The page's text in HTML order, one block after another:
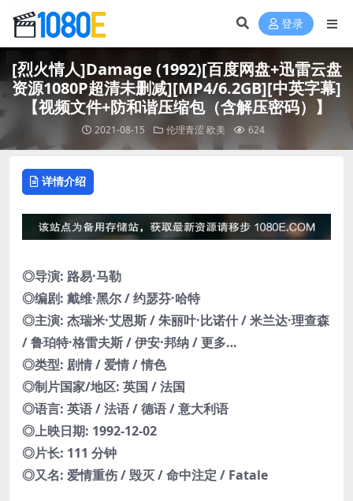
登录
[烈火情人]Damage (1992)[百度网盘+迅雷云盘
资源1080P超清未删减][MP4/6.2GB][中英字幕]
【视频文件+防和谐压缩包（含解压密码）】
2021-08-15 伦理青涩 欧美 624
详情介绍
◎导演: 路易·马勒
◎编剧: 戴维·黑尔 / 约瑟芬·哈特
◎主演: 杰瑞米·艾恩斯 / 朱丽叶·比诺什 / 米兰达·理查森
/ 鲁珀特·格雷夫斯 / 伊安·邦纳 / 更多…
◎类型: 剧情 / 爱情 / 情色
◎制片国家/地区: 英国 / 法国
◎语言: 英语 / 法语 / 德语 / 意大利语
◎上映日期: 1992-12-02
◎片长: 111 分钟
◎又名: 爱情重伤 / 毁灭 / 命中注定 / Fatale